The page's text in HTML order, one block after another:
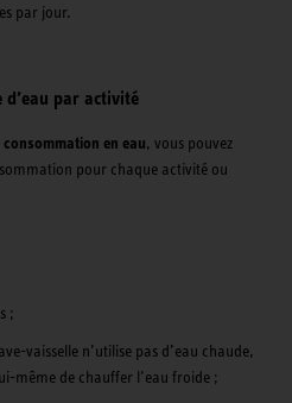
par jour.
d’eau par activité
en eau, vous pouvez
pour chaque activité ou
;
vaisselle n’utilise pas d’eau chaude,
même de chauffer l’eau froide ;